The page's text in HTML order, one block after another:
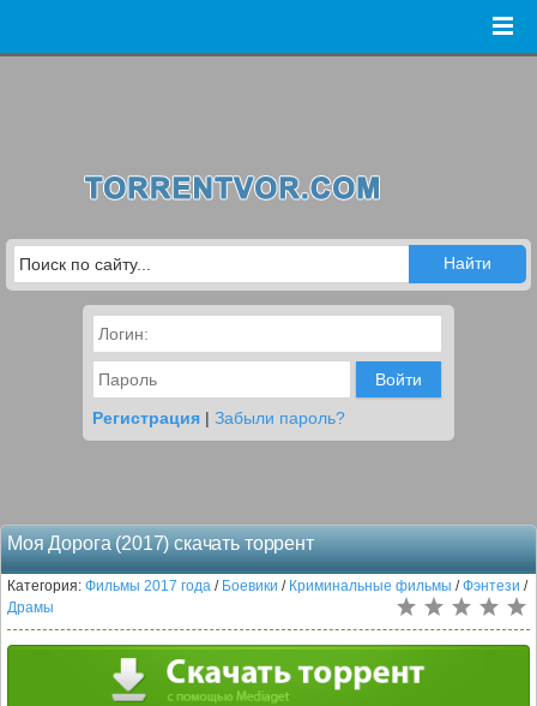
Войти
Регистрация | Забыли пароль?
Моя Дорога (2017) скачать торрент
Категория: Фильмы 2017 года / Боевики / Криминальные фильмы /Фэнтези /
Драмы